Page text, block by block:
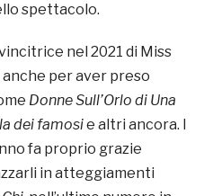
spettacolo.
nel 2021 di Miss
anche per aver preso
Donne Sull’Orlo di Una
dei famosie altri ancora. I
fa proprio grazie
in atteggiamenti